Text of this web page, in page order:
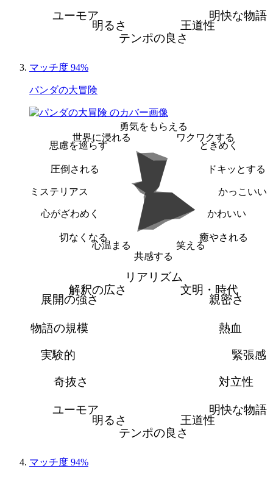
明快な物語
王道性
テンポの良さ
明るさ
ユーモア
マッチ度 94%
パンダの大冒険
勇気をもらえる
ワクワクする
ときめく
ドキッとする
かっこいい
かわいい
癒やされる
笑える
共感する
心温まる
切なくなる
心がざわめく
ミステリアス
圧倒される
思慮を巡らす
世界に浸れる
リアリズム
文明・時代
親密さ
熱血
緊張感
対立性
明快な物語
王道性
テンポの良さ
明るさ
ユーモア
奇抜さ
実験的
物語の規模
展開の強さ
解釈の広さ
マッチ度 94%